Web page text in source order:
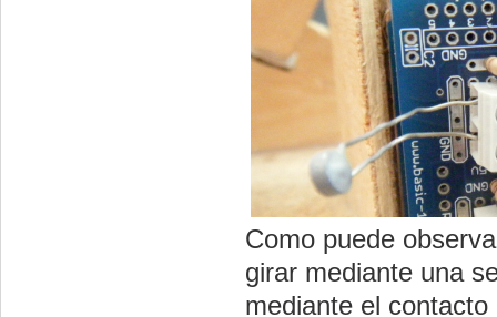
Como puede
girar mediante una
mediante el